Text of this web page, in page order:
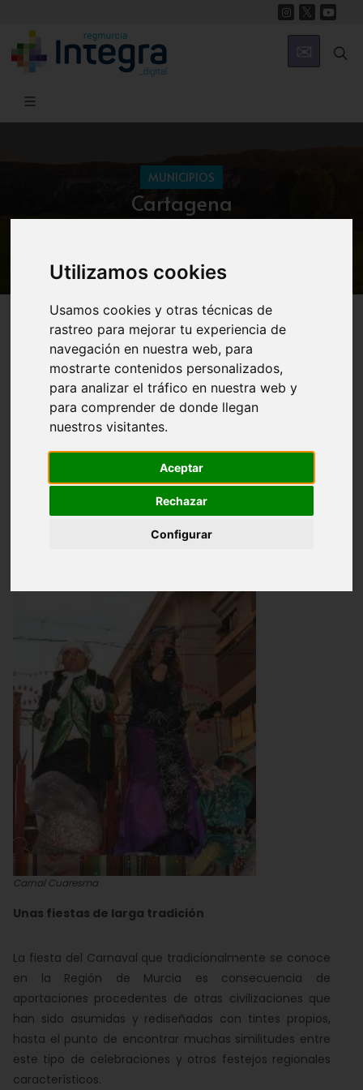
Utilizamos cookies
Usamos cookies y otras técnicas de
rastreo para mejorar tu experiencia de
navegación en nuestra web, para
mostrarte contenidos personalizados,
para analizar el tráfico en nuestra web y
para comprender de donde llegan
nuestros visitantes.
Aceptar
Rechazar
Configurar
MUNICIPIOS
Cartagena
Cartagena Fiestas Locales
El Carnaval Historia Programa
Participantes Agrupaciones
Historia
Carnal Cuaresma
Unas fiestas de larga tradición
La fiesta del Carnaval que tradicionalmente se conoce
en la Región de Murcia es consecuencia de
aportaciones procedentes de otras civilizaciones que
han sido asumidas y rediseñadas con tintes propios,
hasta el punto de encontrar muchas similitudes entre
este tipo de celebraciones y otros festejos regionales
característicos.